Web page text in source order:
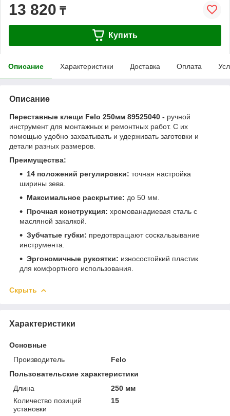
13 820 ₸
Купить
Описание Характеристики Доставка Оплата
Описание
Переставные клещи Felo 250мм 89525040 - ручной
инструмент для монтажных и ремонтных работ. С их
помощью удобно захватывать и удерживать заготовки и
детали разных размеров.
Преимущества:
14 положений регулировки: точная настройка
ширины зева.
Максимальное раскрытие: до 50 мм.
Прочная конструкция: хромованадиевая сталь с
масляной закалкой.
Зубчатые губки: предотвращают соскальзывание
инструмента.
Эргономичные рукоятки: износостойкий пластик
для комфортного использования.
Скрыть
Характеристики
Основные
Производитель
Felo
Пользовательские характеристики
Длина
250 мм
Количество позиций
установки
15